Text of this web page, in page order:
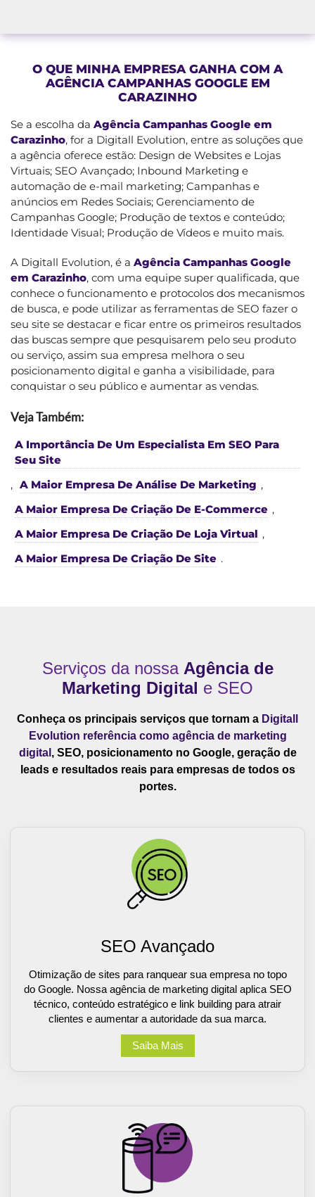
O QUE MINHA EMPRESA GANHA COM A
AGÊNCIA CAMPANHAS GOOGLE EM
CARAZINHO
Se a escolha da Agência Campanhas Google em
Carazinho, for a Digitall Evolution, entre as soluções que
a agência oferece estão: Design de Websites e Lojas
Virtuais; SEO Avançado; Inbound Marketing e
automação de e-mail marketing; Campanhas e
anúncios em Redes Sociais; Gerenciamento de
Campanhas Google; Produção de textos e conteúdo;
Identidade Visual; Produção de Vídeos e muito mais.
A Digitall Evolution, é a Agência Campanhas Google
em Carazinho, com uma equipe super qualificada, que
conhece o funcionamento e protocolos dos mecanismos
de busca, e pode utilizar as ferramentas de SEO fazer o
seu site se destacar e ficar entre os primeiros resultados
das buscas sempre que pesquisarem pelo seu produto
ou serviço, assim sua empresa melhora o seu
posicionamento digital e ganha a visibilidade, para
conquistar o seu público e aumentar as vendas.
Veja Também:
A Importância De Um Especialista Em SEO Para
Seu Site
, A Maior Empresa De Análise De Marketing ,
A Maior Empresa De Criação De E-Commerce ,
A Maior Empresa De Criação De Loja Virtual ,
A Maior Empresa De Criação De Site .
Serviços da nossa Agência de
Marketing Digital e SEO
Conheça os principais serviços que tornam a Digitall
Evolution referência como agência de marketing
digital , SEO, posicionamento no Google, geração de
leads e resultados reais para empresas de todos os
portes.
SEO Avançado
Otimização de sites para ranquear sua empresa no topo
do Google. Nossa agência de marketing digital aplica SEO
técnico, conteúdo estratégico e link building para atrair
clientes e aumentar a autoridade da sua marca.
Saiba Mais